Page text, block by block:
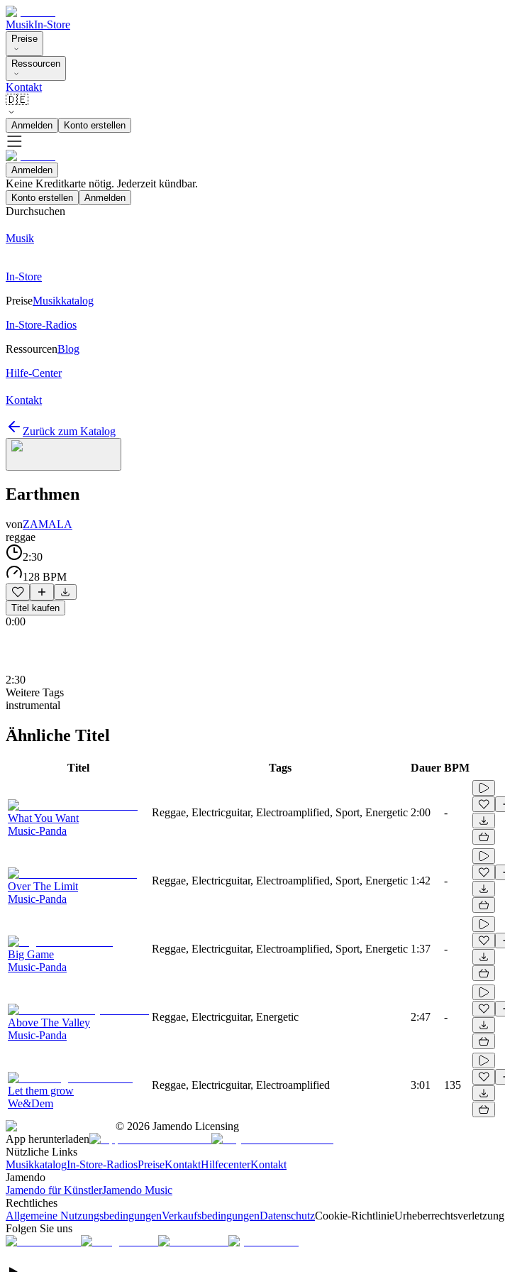
MusikIn-Store
Preise
Ressourcen
Kontakt
🇩🇪
Anmelden Konto erstellen
Anmelden
Keine Kreditkarte nötig. Jederzeit kündbar.
Konto erstellen Anmelden
Durchsuchen
Musik
In-Store
PreiseMusikkatalog
In-Store-Radios
RessourcenBlog
Hilfe-Center
Kontakt
Zurück zum Katalog
Earthmen
vonZAMALA
reggae
2:30
128 BPM
Titel kaufen
0:00
2:30
Weitere Tags
instrumental
Ähnliche Titel
Titel Tags Dauer BPM
What You Want
Music-Panda
Reggae, Electricguitar, Electroamplified, Sport, Energetic 2:00 -
Over The Limit
Music-Panda
Reggae, Electricguitar, Electroamplified, Sport, Energetic 1:42 -
Big Game
Music-Panda
Reggae, Electricguitar, Electroamplified, Sport, Energetic 1:37 -
Above The Valley
Music-Panda
Reggae, Electricguitar, Energetic 2:47 -
Let them grow
We&Dem
Reggae, Electricguitar, Electroamplified 3:01 135
© 2026 Jamendo Licensing
App herunterladen
Nützliche Links
MusikkatalogIn-Store-RadiosPreiseKontaktHilfecenterKontakt
Jamendo
Jamendo für KünstlerJamendo Music
Rechtliches
Allgemeine NutzungsbedingungenVerkaufsbedingungenDatenschutzCookie-RichtlinieUrheberrechtsverletzung
Folgen Sie uns